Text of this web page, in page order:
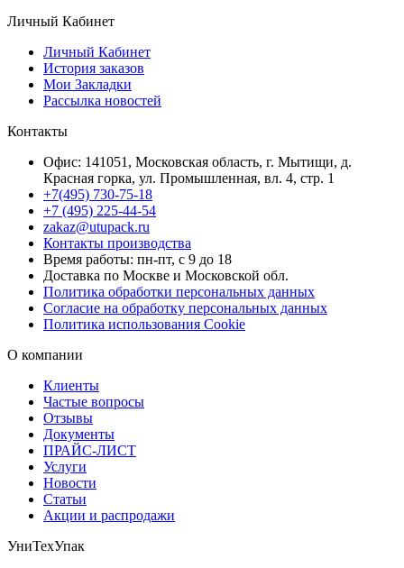
Личный Кабинет
Личный Кабинет
История заказов
Мои Закладки
Рассылка новостей
Контакты
Офис: 141051, Московская область, г. Мытищи, д.
Красная горка, ул. Промышленная, вл. 4, стр. 1
+7(495) 730-75-18
+7 (495) 225-44-54
zakaz@utupack.ru
Контакты производства
Время работы: пн-пт, с 9 до 18
Доставка по Москве и Московской обл.
Политика обработки персональных данных
Согласие на обработку персональных данных
Политика использования Cookie
О компании
Клиенты
Частые вопросы
Отзывы
Документы
ПРАЙС-ЛИСТ
Услуги
Новости
Статьи
Акции и распродажи
УниТехУпак